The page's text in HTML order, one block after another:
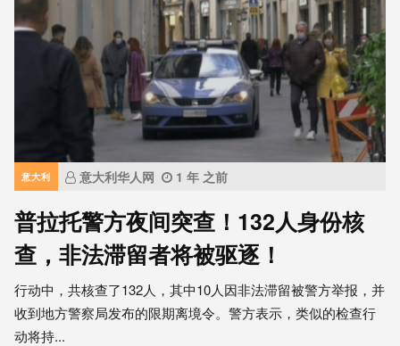
意大利 意大利华人网 1 年 之前
普拉托警方夜间突查！132人身份核
查，非法滞留者将被驱逐！
行动中，共核查了132人，其中10人因非法滞留被警方举报，并
收到地方警察局发布的限期离境令。警方表示，类似的检查行
动将持...